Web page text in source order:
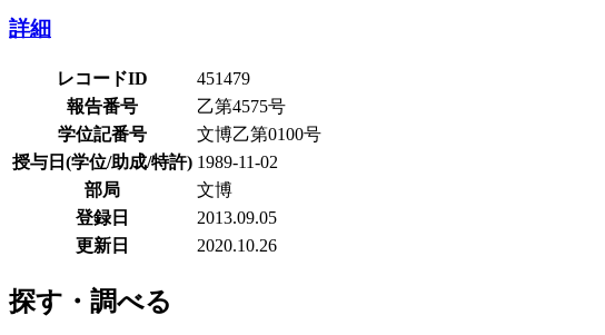
詳細
レコードID
451479
報告番号
乙第4575号
学位記番号
文博乙第0100号
授与日(学位/助成/特許) 1989-11-02
部局
文博
登録日
2013.09.05
更新日
2020.10.26
探す・調べる